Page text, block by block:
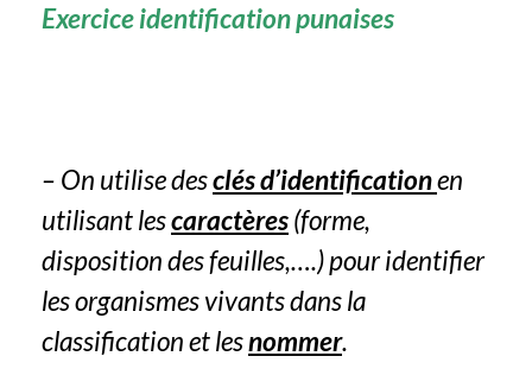
Exercice identification punaises
– On utilise desclés d’identificationen
utilisant lescaractères(forme,
disposition des feuilles,….) pour identifier
les organismes vivants dans la
classification et lesnommer.